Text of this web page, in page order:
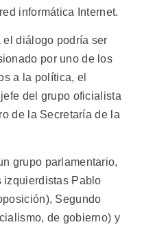
informática Internet.
diálogo podría ser
por uno de los
a la política, el
del grupo oficialista
de la Secretaría de la
grupo parlamentario,
izquierdistas Pablo
Segundo
de gobierno) y